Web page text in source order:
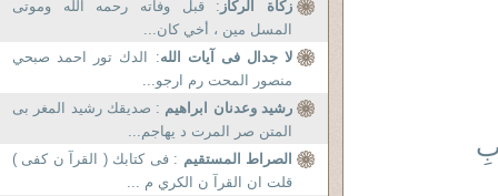
زكاة الركاز : قبل وفاته رحمه الله وموتى
المسل مين ، أخي كان...
لا جدال فى آيات الله: الدك تور احمد صبحي
منصور المحت رم ارجو...
رشيد وعدنان ابراهيم : صديقك رشيد المغر بى
المتن صر المرت د يهاجم...
الصراط المستقيم : فى كتابك ( القرآ ن كفى )
قلت ان القرآ ن الكري م ...